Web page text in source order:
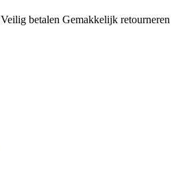
Veilig betalen Gemakkelijk retourneren